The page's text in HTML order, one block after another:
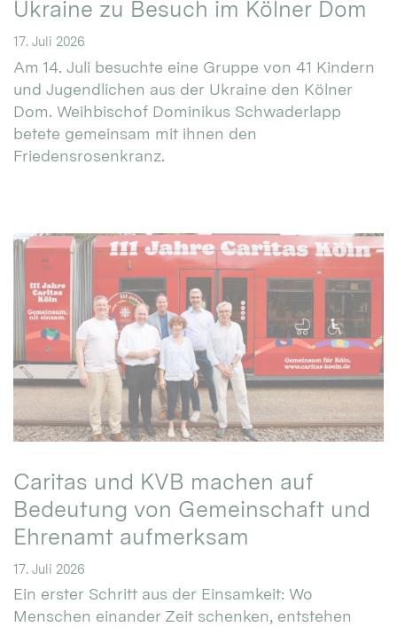
Ukraine zu Besuch im Kölner Dom
17. Juli 2026
Am 14. Juli besuchte eine Gruppe von 41 Kindern
und Jugendlichen aus der Ukraine den Kölner
Dom. Weihbischof Dominikus Schwaderlapp
betete gemeinsam mit ihnen den
Friedensrosenkranz.
Caritas und KVB machen auf
Bedeutung von Gemeinschaft und
Ehrenamt aufmerksam
17. Juli 2026
Ein erster Schritt aus der Einsamkeit: Wo
Menschen einander Zeit schenken, entstehen